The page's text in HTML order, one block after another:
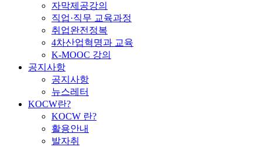
자막제공강의
직업·직무 교육과정
취업완전정복
4차산업혁명과 교육
K-MOOC 강의
공지사항
공지사항
뉴스레터
KOCW란?
KOCW 란?
활용안내
발자취